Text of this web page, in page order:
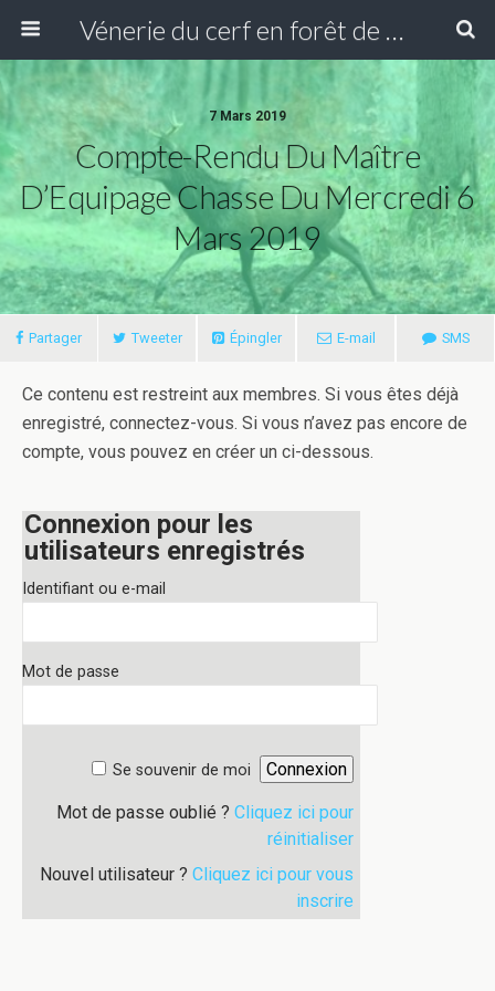
Vénerie du cerf en forêt de Compiègne
7 Mars 2019
Compte-Rendu Du Maître
D’Equipage Chasse Du Mercredi 6
Mars 2019
Partager Tweeter Épingler E-mail SMS
Ce contenu est restreint aux membres. Si vous êtes déjà
enregistré, connectez-vous. Si vous n’avez pas encore de
compte, vous pouvez en créer un ci-dessous.
Connexion pour les
utilisateurs enregistrés
Identifiant ou e-mail
Mot de passe
Se souvenir de moi
Mot de passe oublié ? Cliquez ici pour
réinitialiser
Nouvel utilisateur ? Cliquez ici pour vous
inscrire